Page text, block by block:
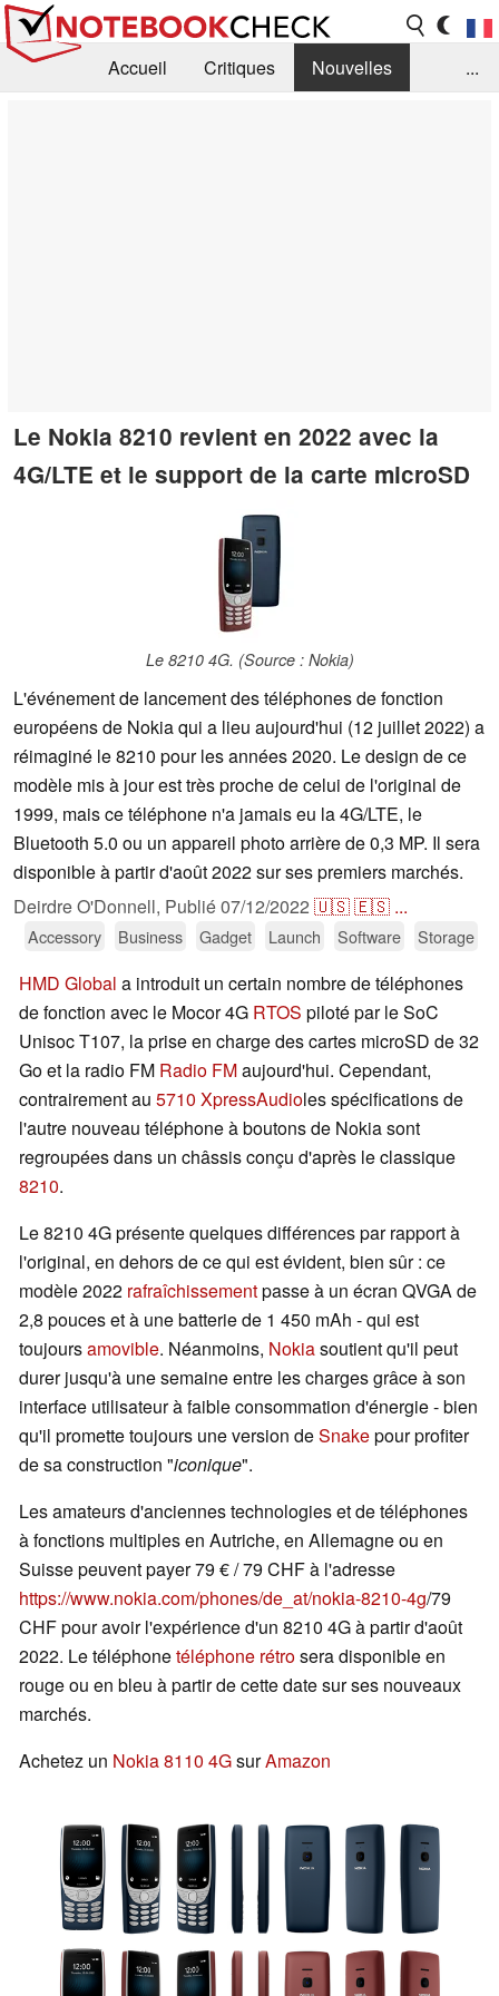
Accueil Critiques
Nouvelles
...
Le Nokia 8210 revient en 2022 avec la
4G/LTE et le support de la carte microSD
Le 8210 4G. (Source : Nokia)
L'événement de lancement des téléphones de fonction
européens de Nokia qui a lieu aujourd'hui (12 juillet 2022) a
réimaginé le 8210 pour les années 2020. Le design de ce
modèle mis à jour est très proche de celui de l'original de
1999, mais ce téléphone n'a jamais eu la 4G/LTE, le
Bluetooth 5.0 ou un appareil photo arrière de 0,3 MP. Il sera
disponible à partir d'août 2022 sur ses premiers marchés.
Deirdre O'Donnell, Publié07/12/2022 🇺🇸🇪🇸 ...
Accessory Business Gadget Launch Software Storage
HMD Global a introduit un certain nombre de téléphones
de fonction avec le Mocor 4G RTOS piloté par le SoC
Unisoc T107, la prise en charge des cartes microSD de 32
Go et la radio FM Radio FMaujourd'hui. Cependant,
contrairement au 5710 XpressAudioles spécifications de
l'autre nouveau téléphone à boutons de Nokia sont
regroupées dans un châssis conçu d'après le classique
8210.
Le 8210 4G présente quelques différences par rapport à
l'original, en dehors de ce qui est évident, bien sûr : ce
modèle 2022 rafraîchissementpasse à un écran QVGA de
2,8 pouces et à une batterie de 1 450 mAh - qui est
toujoursamovible. Néanmoins, Nokiasoutient qu'il peut
durer jusqu'à une semaine entre les charges grâce à son
interface utilisateur à faible consommation d'énergie - bien
qu'il promette toujours une version deSnakepour profiter
de sa construction "iconique".
Les amateurs d'anciennes technologies et de téléphones
à fonctions multiples en Autriche, en Allemagne ou en
Suisse peuvent payer 79 € / 79 CHF à l'adresse
https://www.nokia.com/phones/de_at/nokia-8210-4g/79
CHF pour avoir l'expérience d'un 8210 4G à partir d'août
2022. Le téléphonetéléphone rétrosera disponible en
rouge ou en bleu à partir de cette date sur ses nouveaux
marchés.
Achetez un Nokia 8110 4GsurAmazon